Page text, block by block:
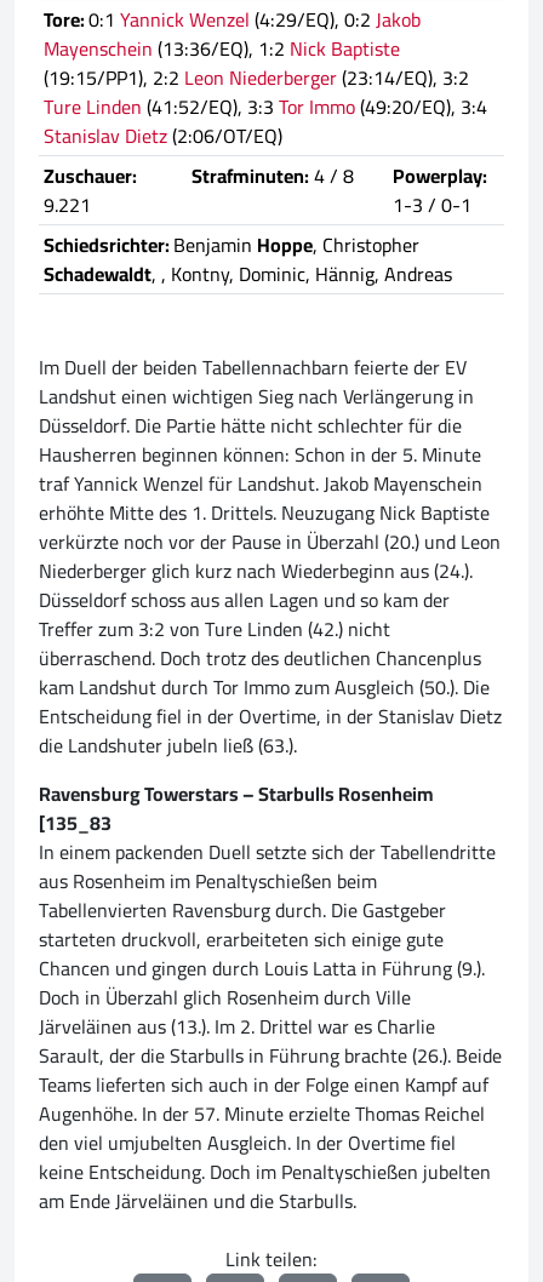
Tore:0:1 Yannick Wenzel(4:29/EQ), 0:2Jakob
Mayenschein(13:36/EQ), 1:2 Nick Baptiste
(19:15/PP1), 2:2 Leon Niederberger(23:14/EQ), 3:2
Ture Linden(41:52/EQ), 3:3Tor Immo(49:20/EQ), 3:4
Stanislav Dietz(2:06/OT/EQ)
Zuschauer:
9.221
Strafminuten:4 / 8
Powerplay:
1-3 / 0-1
Schiedsrichter:Benjamin Hoppe, Christopher
Schadewaldt,, Kontny, Dominic, Hännig, Andreas
Im Duell der beiden Tabellennachbarn feierte der EV
Landshut einen wichtigen Sieg nach Verlängerung in
Düsseldorf. Die Partie hätte nicht schlechter für die
Hausherren beginnen können: Schon in der 5. Minute
traf Yannick Wenzel für Landshut. Jakob Mayenschein
erhöhte Mitte des 1. Drittels. Neuzugang Nick Baptiste
verkürzte noch vor der Pause in Überzahl (20.) und Leon
Niederberger glich kurz nach Wiederbeginn aus (24.).
Düsseldorf schoss aus allen Lagen und so kam der
Treffer zum 3:2 von Ture Linden (42.) nicht
überraschend. Doch trotz des deutlichen Chancenplus
kam Landshut durch Tor Immo zum Ausgleich (50.). Die
Entscheidung fiel in der Overtime, in der Stanislav Dietz
die Landshuter jubeln ließ (63.).
Ravensburg Towerstars – Starbulls Rosenheim
[135_83
In einem packenden Duell setzte sich der Tabellendritte
aus Rosenheim im Penaltyschießen beim
Tabellenvierten Ravensburg durch. Die Gastgeber
starteten druckvoll, erarbeiteten sich einige gute
Chancen und gingen durch Louis Latta in Führung (9.).
Doch in Überzahl glich Rosenheim durch Ville
Järveläinen aus (13.). Im 2. Drittel war es Charlie
Sarault, der die Starbulls in Führung brachte (26.). Beide
Teams lieferten sich auch in der Folge einen Kampf auf
Augenhöhe. In der 57. Minute erzielte Thomas Reichel
den viel umjubelten Ausgleich. In der Overtime fiel
keine Entscheidung. Doch im Penaltyschießen jubelten
am Ende Järveläinen und die Starbulls.
Link teilen: